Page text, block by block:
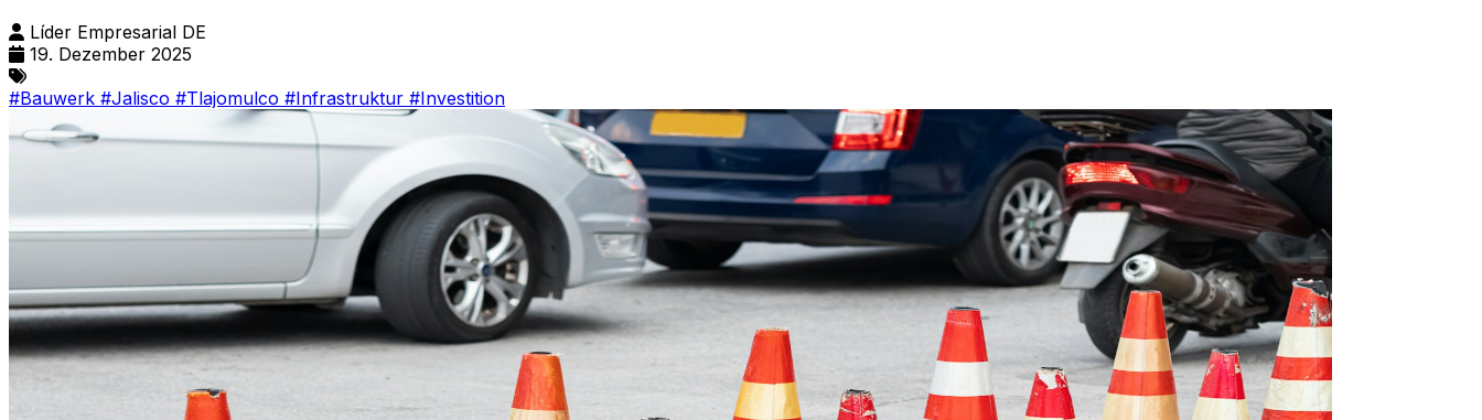
Líder Empresarial DE
19. Dezember 2025
#Bauwerk #Jalisco #Tlajomulco #Infrastruktur #Investition